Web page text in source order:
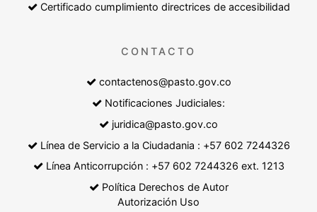
Certificado cumplimiento directrices de accesibilidad
CONTACTO
contactenos@pasto.gov.co
Notificaciones Judiciales:
juridica@pasto.gov.co
Línea de Servicio a la Ciudadania : +57 602 7244326
Línea Anticorrupción : +57 602 7244326 ext. 1213
Política Derechos de Autor
Autorización Uso